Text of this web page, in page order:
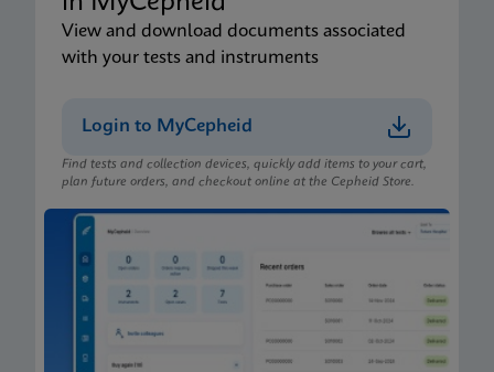
View and download documents associated
with your tests and instruments
Login to MyCepheid
Find tests and collection devices, quickly add items to your cart,
plan future orders, and checkout online at the Cepheid Store.